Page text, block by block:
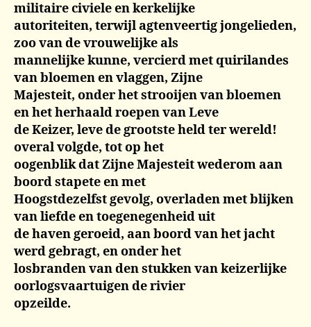
militaire civiele en kerkelijke
autoriteiten, terwijl agtenveertig jongelieden,
zoo van de vrouwelijke als
mannelijke kunne, vercierd met quirilandes
van bloemen en vlaggen, Zijne
Majesteit, onder het strooijen van bloemen
en het herhaald roepen van Leve
de Keizer, leve de grootste held ter wereld!
overal volgde, tot op het
oogenblik dat Zijne Majesteit wederom aan
boord stapete en met
Hoogstdezelfst gevolg, overladen met blijken
van liefde en toegenegenheid uit
de haven geroeid, aan boord van het jacht
werd gebragt, en onder het
losbranden van den stukken van keizerlijke
oorlogsvaartuigen de rivier
opzeilde.